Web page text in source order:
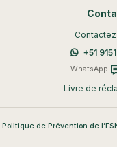
+51
WhatsApp
Livre de
Politique de Prévention de